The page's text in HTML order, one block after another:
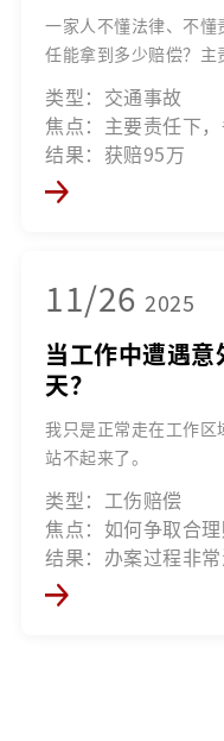
一家人不懂法律、不
任能拿到多少赔偿？主
类型：交通事故
焦点：主要责任下
结果：获赔95万
11/26 2025
当工作中遭遇
天？
我只是正常走在工作
站不起来了。
类型：工伤赔偿
焦点：如何争取合
结果：办案过程非